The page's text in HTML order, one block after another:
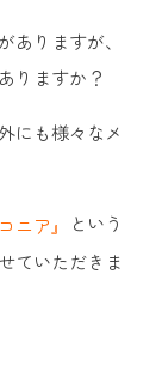
りますが、
りますか？
にも様々なメ
ニア』
という
ていただきま